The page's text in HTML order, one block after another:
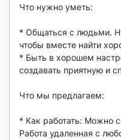
Что нужно уметь:
* Общаться с людьми.
чтобы вместе найти
* Быть в хорошем
создавать приятную и
Что мы предлагаем:
* Как работать: Можно
Работа удаленная с